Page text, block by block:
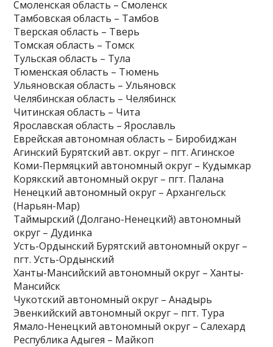
Смоленская область – Смоленск
Тамбовская область – Тамбов
Тверская область – Тверь
Томская область – Томск
Тульская область – Тула
Тюменская область – Тюмень
Ульяновская область – Ульяновск
Челябинская область – Челябинск
Читинская область – Чита
Ярославская область – Ярославль
Еврейская автономная область – Биробиджан
Агинский Бурятский авт. округ – пгт. Агинское
Коми-Пермяцкий автономный округ – Кудымкар
Корякский автономный округ – пгт. Палана
Ненецкий автономный округ – Архангельск
(Нарьян-Мар)
Таймырский (Долгано-Ненецкий) автономный
округ – Дудинка
Усть-Ордынский Бурятский автономный округ –
пгт. Усть-Ордынский
Ханты-Мансийский автономный округ – Ханты-
Мансийск
Чукотский автономный округ – Анадырь
Эвенкийский автономный округ – пгт. Тура
Ямало-Ненецкий автономный округ – Салехард
Республика Адыгея – Майкоп